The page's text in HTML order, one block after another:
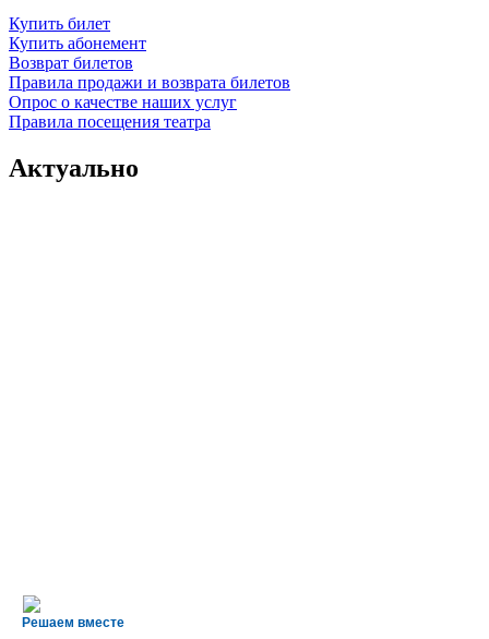
Купить билет
Купить абонемент
Возврат билетов
Правила продажи и возврата билетов
Опрос о качестве наших услуг
Правила посещения театра
Актуально
Решаем вместе